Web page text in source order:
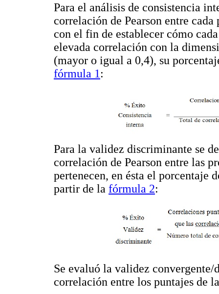
Para el análisis de consistencia
correlación de Pearson entre
con el fin de establecer cómo
elevada correlación con la
(mayor o igual a 0,4), su
fórmula 1 :
Para la validez discriminante se
correlación de Pearson entre las
pertenecen, en ésta el porcentaje
partir de la fórmula 2:
Se evaluó la validez
correlación entre los puntajes de